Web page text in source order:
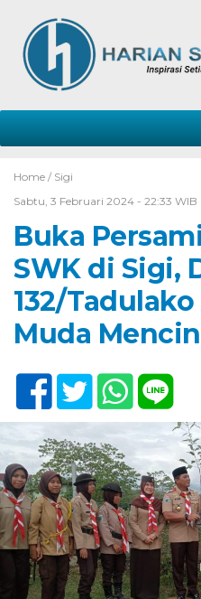
Home / Sigi
Sabtu, 3 Februari 2024 - 22:33 WIB
Buka
SWK di Sigi,
132/
Muda